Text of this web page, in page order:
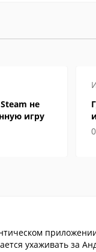
не
игру
Говорящий Том взобрался
ухаживать за